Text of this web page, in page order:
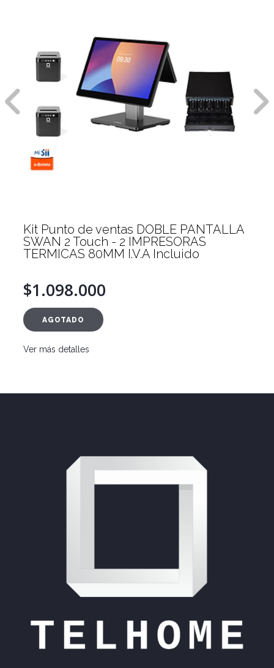
Kit Punto de ventas DOBLE PANTALLA
SWAN 2 Touch - 2 IMPRESORAS
TERMICAS 80MM I.V.A Incluido
$1.098.000
AGOTADO
Ver más detalles